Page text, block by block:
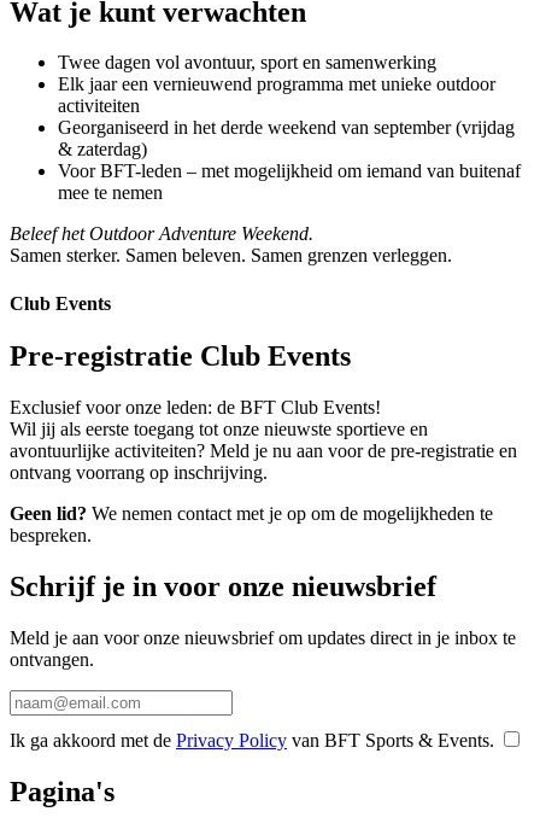
Wat je kunt verwachten
Twee dagen vol avontuur, sport en samenwerking
Elk jaar een vernieuwend programma met unieke outdoor
activiteiten
Georganiseerd in het derde weekend van september (vrijdag
& zaterdag)
Voor BFT-leden – met mogelijkheid om iemand van buitenaf
mee te nemen
Beleef het Outdoor Adventure Weekend.
Samen sterker. Samen beleven. Samen grenzen verleggen.
Club Events
Pre-registratie Club Events
Exclusief voor onze leden: de BFT Club Events!
Wil jij als eerste toegang tot onze nieuwste sportieve en
avontuurlijke activiteiten? Meld je nu aan voor de pre-registratie en
ontvang voorrang op inschrijving.
Geen lid? We nemen contact met je op om de mogelijkheden te
bespreken.
Schrijf je in voor onze nieuwsbrief
Meld je aan voor onze nieuwsbrief om updates direct in je inbox te
ontvangen.
Ik ga akkoord met de Privacy Policy van BFT Sports & Events.
Pagina's